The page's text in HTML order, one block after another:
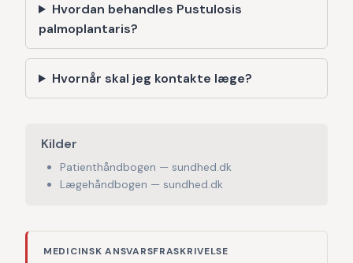
Hvordan behandles Pustulosis
palmoplantaris?
Hvornår skal jeg kontakte læge?
Kilder
Patienthåndbogen — sundhed.dk
Lægehåndbogen — sundhed.dk
MEDICINSK ANSVARSFRASKRIVELSE